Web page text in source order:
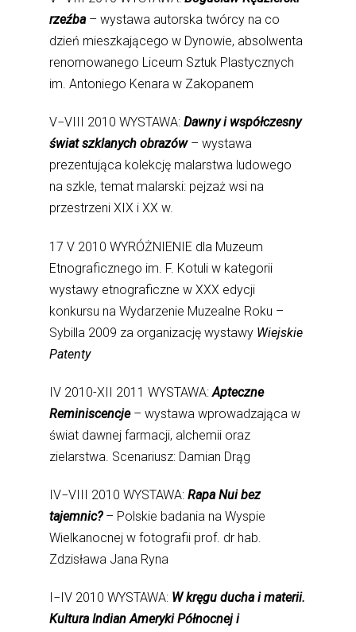
rzeźba – wystawa autorska twórcy na co
dzień mieszkającego w Dynowie, absolwenta
renomowanego Liceum Sztuk Plastycznych
im. Antoniego Kenara w Zakopanem
V−VIII 2010 WYSTAWA: Dawny i współczesny
świat szklanych obrazów– wystawa
prezentująca kolekcję malarstwa ludowego
na szkle, temat malarski: pejzaż wsi na
przestrzeni XIX i XX w.
17 V 2010 WYRÓŻNIENIE dla Muzeum
Etnograficznego im. F. Kotuli w kategorii
wystawy etnograficzne w XXX edycji
konkursu na Wydarzenie Muzealne Roku –
Sybilla 2009 za organizację wystawy Wiejskie
Patenty
IV 2010-XII 2011 WYSTAWA:Apteczne
Reminiscencje– wystawa wprowadzająca w
świat dawnej farmacji, alchemii oraz
zielarstwa. Scenariusz: Damian Drąg
IV−VIII 2010 WYSTAWA:Rapa Nui bez
tajemnic?– Polskie badania na Wyspie
Wielkanocnej w fotografii prof. dr hab.
Zdzisława Jana Ryna
I−IV 2010 WYSTAWA: W kręgu ducha i materii.
Kultura Indian Ameryki Północnej i